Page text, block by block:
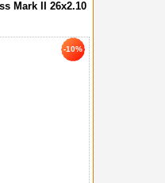
Mark II 26x2.10
-10%